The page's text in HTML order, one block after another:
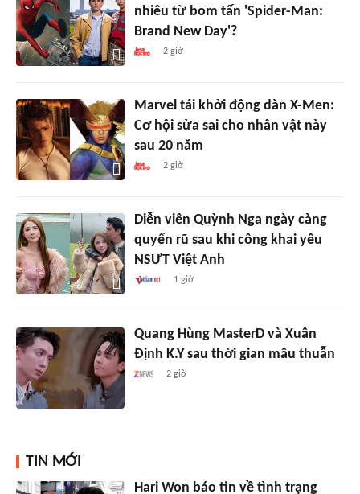
nhiêu từ bom tấn 'Spider-Man:
Brand New Day'?
2 giờ
Marvel tái khởi động dàn X-Men:
Cơ hội sửa sai cho nhân vật này
sau 20 năm
2 giờ
Diễn viên Quỳnh Nga ngày càng
quyến rũ sau khi công khai yêu
NSƯT Việt Anh
1 giờ
Quang Hùng MasterD và Xuân
Định K.Y sau thời gian mâu thuẫn
2 giờ
TIN MỚI
Hari Won báo tin về tình trạng